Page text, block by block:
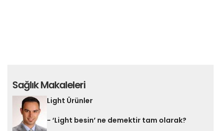
Sağlık Makaleleri
Light Ürünler
- ‘Light besin’ ne demektir tam olarak?